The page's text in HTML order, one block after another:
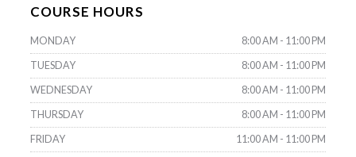
COURSE HOURS
MONDAY 8:00 AM - 11:00 PM
TUESDAY 8:00 AM - 11:00 PM
WEDNESDAY 8:00 AM - 11:00 PM
THURSDAY 8:00 AM - 11:00 PM
FRIDAY 11:00 AM - 11:00 PM